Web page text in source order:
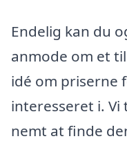
Endelig kan du
anmode om et
idé om priserne
interesseret i.
nemt at finde